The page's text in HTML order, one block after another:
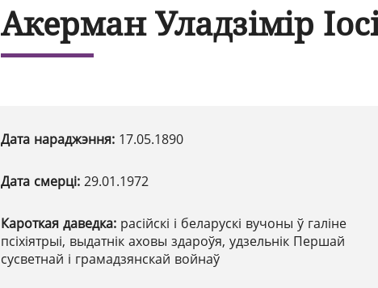
Акерман Уладзімір
Дата нараджэння: 17.05.1890
Дата смерці: 29.01.1972
Кароткая даведка: расійскі і беларускі вучоны ў галіне
псіхіятрыі, выдатнік аховы здароўя, удзельнік Першай
сусветнай і грамадзянскай войнаў